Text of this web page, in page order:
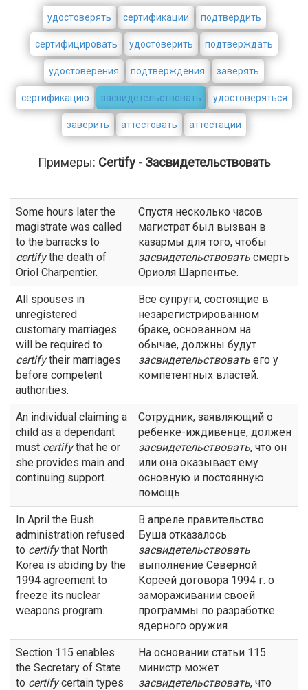
удостоверять сертификации подтвердить
сертифицировать удостоверить подтверждать
удостоверения подтверждения заверять
сертификацию засвидетельствовать удостоверяться
заверить аттестовать аттестации
Примеры: Certify - Засвидетельствовать
Some hours later the
magistrate was called
to the barracks to
certifythe death of
Oriol Charpentier.
Спустя несколько часов
магистрат был вызван в
казармы для того, чтобы
засвидетельствовать смерть
Ориоля Шарпентье.
All spouses in
unregistered
customary marriages
will be required to
certifytheir marriages
before competent
authorities.
Все супруги, состоящие в
незарегистрированном
браке, основанном на
обычае, должны будут
засвидетельствовать его у
компетентных властей.
An individual claiming a
child as a dependant
must certifythat he or
she provides main and
continuing support.
Сотрудник, заявляющий о
ребенке-иждивенце, должен
засвидетельствовать, что он
или она оказывает ему
основную и постоянную
помощь.
In April the Bush
administration refused
to certifythat North
Korea is abiding by the
1994 agreement to
freeze its nuclear
weapons program.
В апреле правительство
Буша отказалось
засвидетельствовать
выполнение Северной
Кореей договора 1994 г. о
замораживании своей
программы по разработке
ядерного оружия.
Section 115 enables
the Secretary of State
to certifycertain types
На основании статьи 115
министр может
засвидетельствовать, что